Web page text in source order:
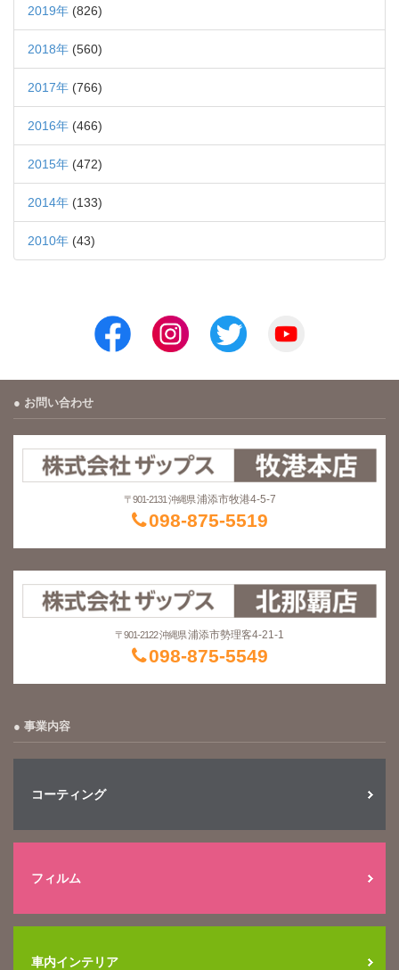
2019年 (826)
2018年 (560)
2017年 (766)
2016年 (466)
2015年 (472)
2014年 (133)
2010年 (43)
お問い合わせ
〒901-2131 沖縄県 浦添市牧港4-5-7
098-875-5519
〒901-2122 沖縄県浦添市勢理客4-21-1
098-875-5549
事業内容
コーティング
フィルム
車内インテリア